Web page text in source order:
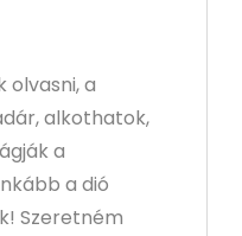
olvasni, a
alkothatok,
a
a dió
Szeretném